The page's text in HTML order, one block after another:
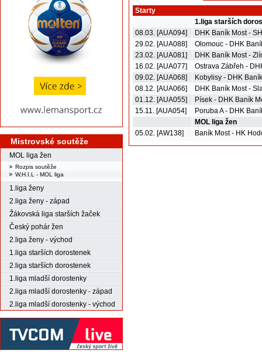
Mistrovské soutěže
MOL liga žen
Rozpis soutěže
W.H.I.L - MOL liga
1.liga ženy
2.liga ženy - západ
Žákovská liga starších žaček
Český pohár žen
2.liga ženy - východ
1.liga starších dorostenek
2.liga starších dorostenek
1.liga mladší dorostenky
2.liga mladší dorostenky - západ
2.liga mladší dorostenky - východ
Starty
1.liga starších
08.03. [AUA094]
DHK Baník Most -
29.02. [AUA088]
Olomouc - DHK
23.02. [AUA081]
DHK Baník Most -
16.02. [AUA077]
Ostrava Zábřeh -
09.02. [AUA068]
Kobylisy - DHK
08.12. [AUA066]
DHK Baník Most -
01.12. [AUA055]
Písek - DHK Baník
15.11. [AUA054]
Poruba A - DHK
MOL liga žen
05.02. [AW138]
Baník Most - HK